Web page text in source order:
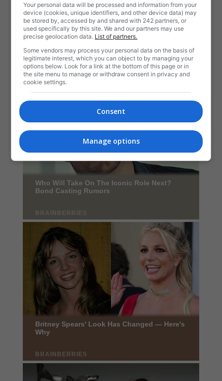
Your personal data will be processed and information from your
device (cookies, unique identifiers, and other device data) may
be stored by, accessed by and shared with 242 partners, or
used specifically by this site. We and our partners may use
precise geolocation data. List of partners.
Some vendors may process your personal data on the basis of
legitimate interest, which you can object to by managing your
options below. Look for a link at the bottom of this page or in
the site menu to manage or withdraw consent in privacy and
cookie settings.
Consent
Manage options